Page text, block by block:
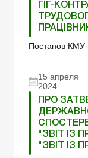
ГІГ-
Постанов КМУ
15 апреля
2024
ПРО
"ЗВІТ ІЗ
"ЗВІТ ІЗ